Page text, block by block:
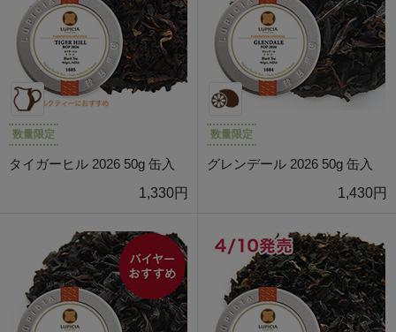
数量限定
タイガーヒル 2026 50g 缶入
1,330円
数量限定
グレンデール 2026 50g 缶入
1,430円